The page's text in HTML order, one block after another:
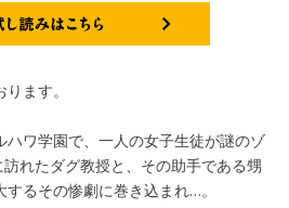
ます。
ハワ学園で、一人の女子生徒が謎のゾ
れたダグ教授と、その助手である甥
るその惨劇に巻き込まれ…。